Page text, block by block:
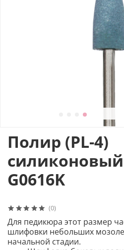
(0)
Полир (PL-4)
G0616K
Для педикюра этот размер
шлифовки небольших
начальной стадии.